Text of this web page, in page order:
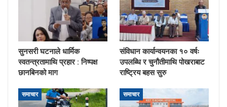
सुनसरी घटनाले धार्मिक
स्वतन्त्रतामाथि प्रहार : निष्पक्ष
छानबिनको माग
संविधान कार्यान्वयनका १० वर्षः
उपलब्धि र चुनौतीमाथि पोखराबाट
राष्ट्रिय बहस सुरु
समाचार समाचार